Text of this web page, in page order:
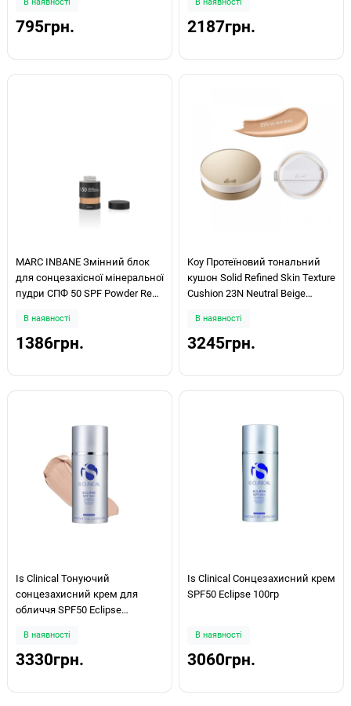
795грн. 2187грн.
MARC INBANE Змінний блок
для сонцезахісної мінеральної
пудри СПФ 50 SPF Powder Refill
В наявності
1386грн.
Koy Протеїновий тональний
кушон Solid Refined Skin Texture
Cushion 23N Neutral Beige
В наявності
3245грн.
Is Clinical Тонуючий
сонцезахисний крем для
обличчя SPF50 Eclipse
В наявності
3330грн.
Is Clinical Сонцезахисний крем
SPF50 Eclipse 100гр
В наявності
3060грн.